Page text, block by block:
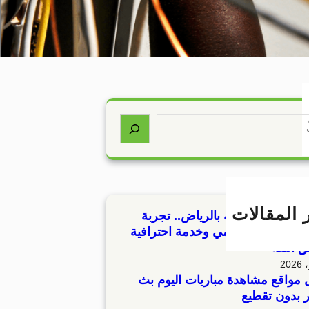
المقالات
مستعملة بالرياض.. تجربة
مع شركة العالمي وخدمة احترافية
مواقع مشاهدة مباريات اليوم بث
بدون تقطيع